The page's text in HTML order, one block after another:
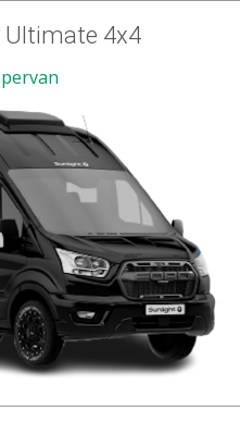
Ultimate 4x4